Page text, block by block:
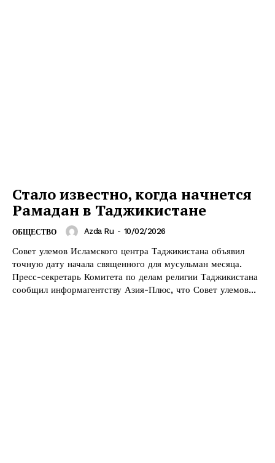
Стало известно, когда начнется
Рамадан в Таджикистане
ОБЩЕСТВО Azda Ru - 10/02/2026
Совет улемов Исламского центра Таджикистана объявил
точную дату начала священного для мусульман месяца.
Пресс-секретарь Комитета по делам религии Таджикистана
сообщил информагентству Азия-Плюс, что Совет улемов...